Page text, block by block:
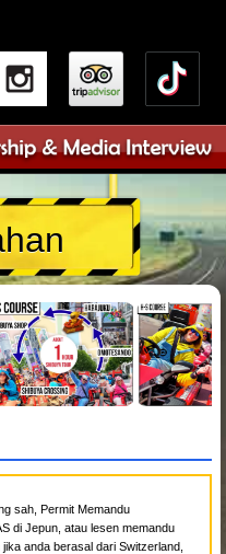
sah, Permit Memandu
di Jepun, atau lesen memandu
anda berasal dari Switzerland,